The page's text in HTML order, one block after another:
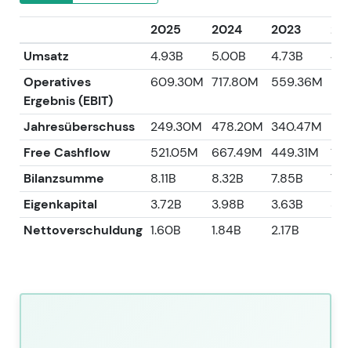
2025 2024 2023
Umsatz
4.93B 5.00B 4.73B
Operatives
Ergebnis (EBIT)
609.30M 717.80M 559.36M
Jahresüberschuss 249.30M 478.20M 340.47M
Free Cashflow
521.05M 667.49M 449.31M
Bilanzsumme
8.11B 8.32B 7.85B
Eigenkapital
3.72B 3.98B 3.63B
Nettoverschuldung 1.60B 1.84B 2.17B